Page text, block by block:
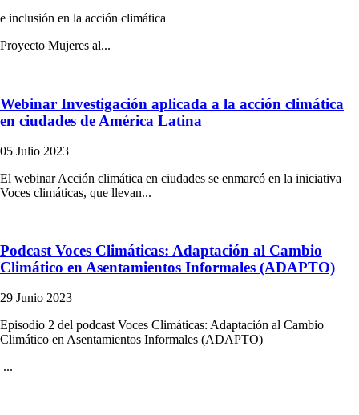
e inclusión en la acción climática
Proyecto Mujeres al...
Webinar Investigación aplicada a la acción climática
en ciudades de América Latina
05 Julio 2023
El webinar Acción climática en ciudades se enmarcó en la iniciativa
Voces climáticas, que llevan...
Podcast Voces Climáticas: Adaptación al Cambio
Climático en Asentamientos Informales (ADAPTO)
29 Junio 2023
Episodio 2 del podcast Voces Climáticas: Adaptación al Cambio
Climático en Asentamientos Informales (ADAPTO)
...